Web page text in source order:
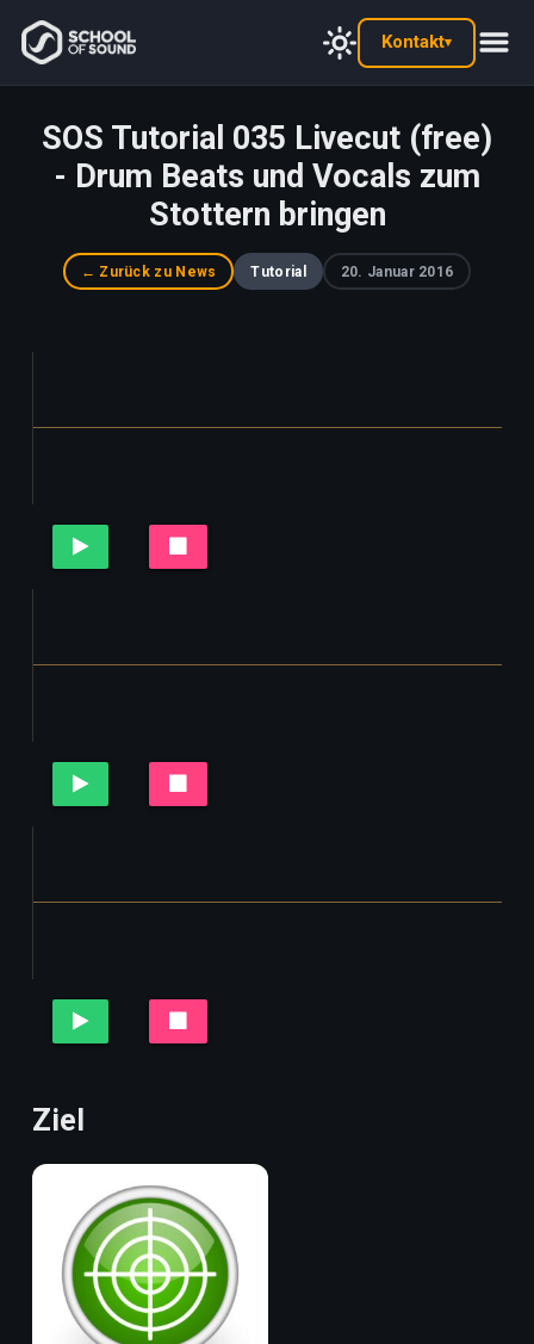
Kontakt▾
SOS Tutorial 035 Livecut (free)
- Drum Beats und Vocals zum
Stottern bringen
← Zurück zu News Tutorial 20. Januar 2016
Ziel